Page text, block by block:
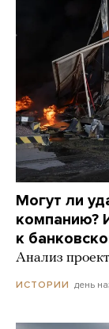
Могут ли
компанию?
к
Анализ
ИСТОРИИ день